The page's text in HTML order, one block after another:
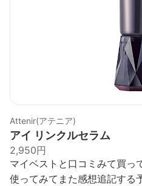
Attenir(アテニア)
アイ リンクルセラム
2,950円
マイベストと口コミみて買っ
使ってみてまた感想追記する